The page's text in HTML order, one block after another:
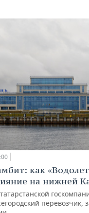
как
на нижней
перевозчик,